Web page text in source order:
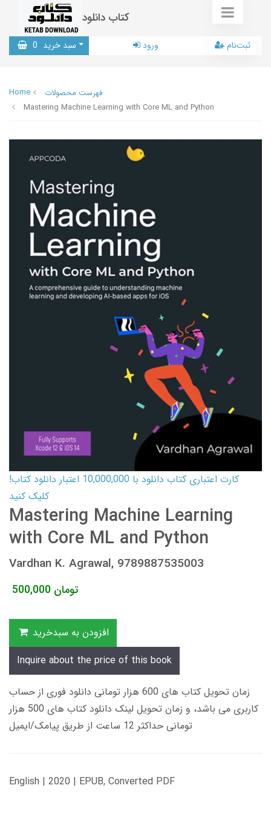
کتاب دانلود
سبد خرید 0 ورود ثبت‌نام
Home
فهرست محصولات
Mastering Machine Learning with Core ML and Python
کارت اعتباری کتاب دانلود با 10,000,000 اعتبار دانلود کتاب!
کلیک کنید
Mastering Machine Learning
with Core ML and Python
Vardhan K. Agrawal, 9789887535003
500,000 تومان
افزودن به سبدخرید
Inquire about the price of this book
زمان تحویل کتاب های 600 هزار تومانی دانلود فوری از حساب
کاربری می باشد، و زمان تحویل لینک دانلود کتاب های 500 هزار
تومانی حداکثر 12 ساعت از طریق پیامک/ایمیل
English | 2020 | EPUB, Converted PDF